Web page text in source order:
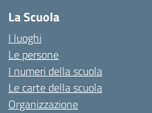
La Scuola
I luoghi
Le persone
I numeri della scuola
Le carte della scuola
Organizzazione